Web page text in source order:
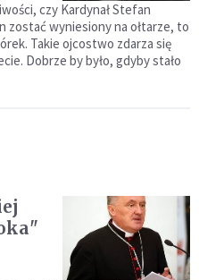
czy Kardynał Stefan
zostać wyniesiony na ołtarze, to
Takie ojcostwo zdarza się
Dobrze by było, gdyby stało